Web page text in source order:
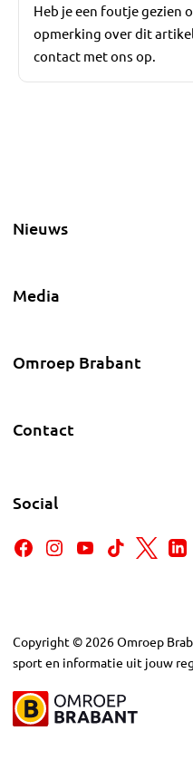
Heb je een foutje gezien
opmerking over dit
contact met ons op.
Nieuws
Media
Omroep Brabant
Contact
Social
Copyright © 2026Omroep
sport en informatie uit jouw